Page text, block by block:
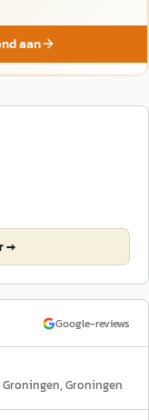
aan
→
Google-reviews
, Groningen